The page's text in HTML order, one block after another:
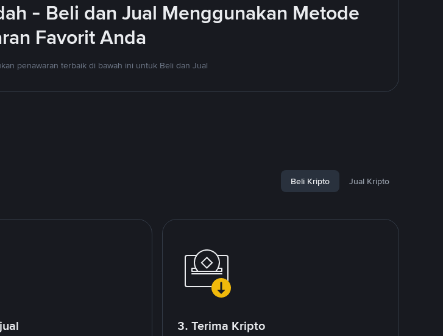
- Beli dan Jual Menggunakan Metode
Favorit Anda
penawaran terbaik di bawah ini untuk Beli dan Jual
Beli Kripto Jual Kripto
3. Terima Kripto